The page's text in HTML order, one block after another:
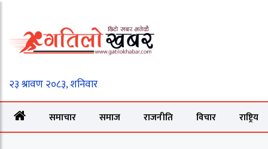
समाचार समाज राजनीति विचार राष्ट्रिय